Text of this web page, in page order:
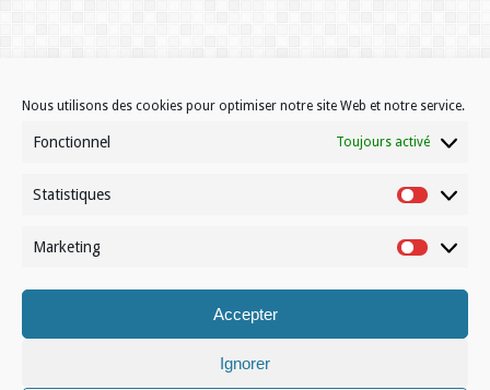
Nous utilisons des cookies pour optimiser notre site Web et notre service.
Fonctionnel Toujours activé
Statistiques
Marketing
Accepter
Ignorer